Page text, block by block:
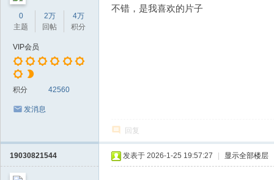
0
主题
2万
回帖
4万
积分
VIP会员
积分 42560
发消息
不错，是我喜欢的片子
回复
19030821544 发表于 2026-1-25 19:57:27 显示全部楼层